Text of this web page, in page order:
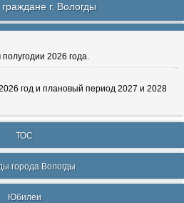
г. Вологды
2026 года.
год и плановый период 2027 и 2028
ТОС
города Вологды
Юбилеи